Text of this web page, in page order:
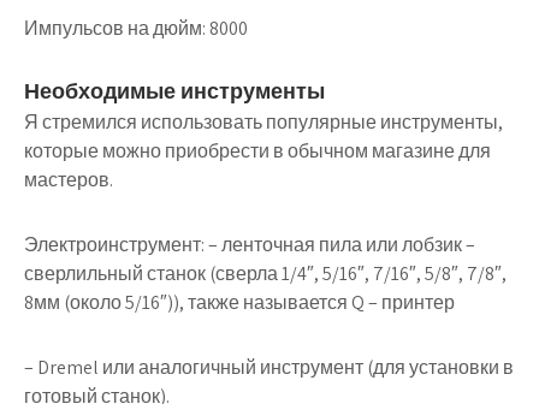
Импульсов на дюйм: 8000
Необходимые инструменты
Я стремился использовать популярные инструменты,
которые можно приобрести в обычном магазине для
мастеров.
Электроинструмент: – ленточная пила или лобзик –
сверлильный станок (сверла 1/4″, 5/16″, 7/16″, 5/8″, 7/8″,
8мм (около 5/16″)), также называется Q – принтер
– Dremel или аналогичный инструмент (для установки в
готовый станок).